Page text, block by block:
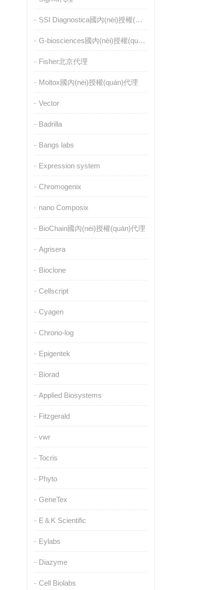
SSI Diagnostica國內(nèi)授權(quán)代理
G-biosciences國內(nèi)授權(quán)代理
Fisher北京代理
Moltox國內(nèi)授權(quán)代理
Vector
Badrilla
Bangs labs
Expression system
Chromogenix
nano Composix
BioChain國內(nèi)授權(quán)代理
Agrisera
Bioclone
Cellscript
Cyagen
Chrono-log
Epigentek
Biorad
Applied Biosystems
Fitzgerald
vwr
Tocris
Phyto
GeneTex
E＆K Scientific
Eylabs
Diazyme
Cell Biolabs